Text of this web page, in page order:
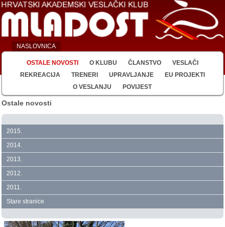
NASLOVNICA
OSTALE NOVOSTI O KLUBU ČLANSTVO
VESLAČI
REKREACIJA
TRENERI UPRAVLJANJE
EU PROJEKTI
O VESLANJU
POVIJEST
Ostale novosti
2015.
2014.
2013.
2012.
2011.
Stare stranice